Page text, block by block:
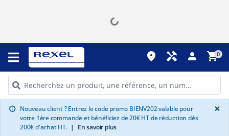
place handyman person shopping_cart0
info Nouveau client ? Entrez le code promo BIENV202 valable pour
votre 1ère commande et bénéficiez de 20€ HT de réduction dès
200€ d'achat HT. | En savoir plus
×